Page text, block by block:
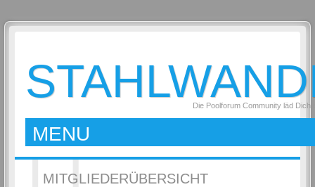
Die Poolforum Community läd Dich
MENU
MITGLIEDERÜBERSICHT